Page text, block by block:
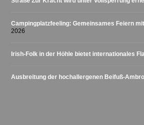
Campingplatzfeeling: Gemeinsames Feiern
2026
Irish-Folk in der Höhle bietet internationales
Ausbreitung der hochallergenen Beifuß-